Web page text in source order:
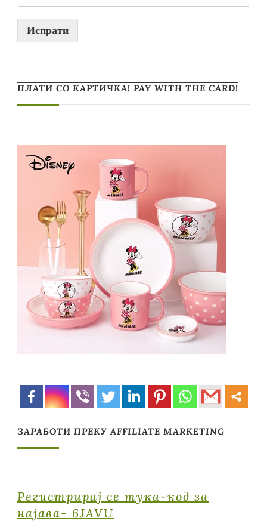
Испрати
ПЛАТИ СО КАРТИЧКА! PAY WITH THE CARD!
ЗАРАБОТИ ПРЕКУ AFFILIATE MARKETING
Регистрирај се тука-код за
најава- 6JAVU